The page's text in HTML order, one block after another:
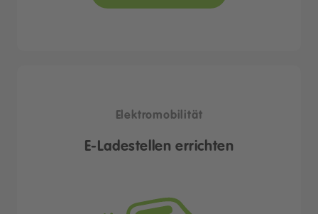
Elektromobilität
E-Ladestellen errichten